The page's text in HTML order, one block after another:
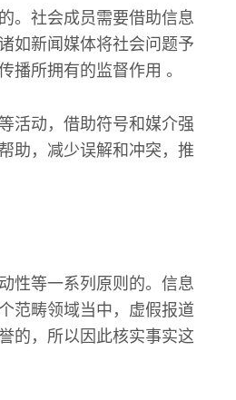
。社会成员需要借助信息
如新闻媒体将社会问题予
播所拥有的监督作用 。
活动，借助符号和媒介强
助，减少误解和冲突，推
性等一系列原则的。信息
范畴领域当中，虚假报道
的，所以因此核实事实这